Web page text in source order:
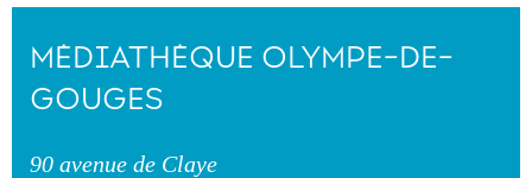
MÉDIATHÈQUE OLYMPE-DE-
GOUGES
90 avenue de Claye